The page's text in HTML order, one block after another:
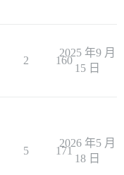
2 160
2025 年9 月
15 日
5 171
2026 年5 月
18 日